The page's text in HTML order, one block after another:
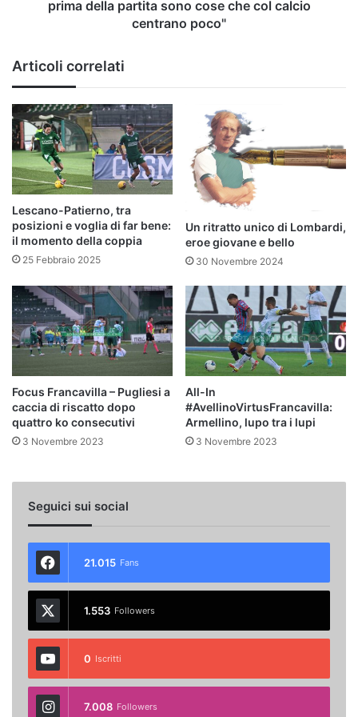
centrano
poco"
prima della partita sono cose che col calcio
centrano poco"
Articoli correlati
Lescano-Patierno, tra
posizioni e voglia di far bene:
il momento della coppia
25 Febbraio 2025
Un ritratto unico di Lombardi,
eroe giovane e bello
30 Novembre 2024
Focus Francavilla – Pugliesi a
caccia di riscatto dopo
quattro ko consecutivi
3 Novembre 2023
All-In
#AvellinoVirtusFrancavilla:
Armellino, lupo tra i lupi
3 Novembre 2023
Seguici sui social
21.015 Fans
1.553 Followers
0 Iscritti
7.008 Followers